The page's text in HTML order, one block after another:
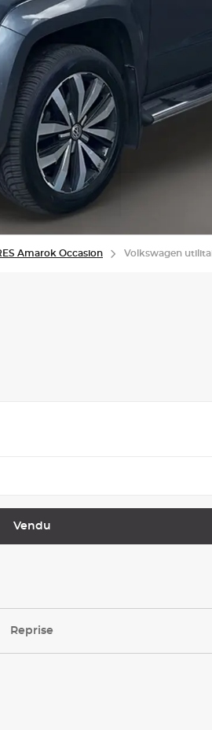
Amarok Occasion Volkswagen
Vendu
Reprise